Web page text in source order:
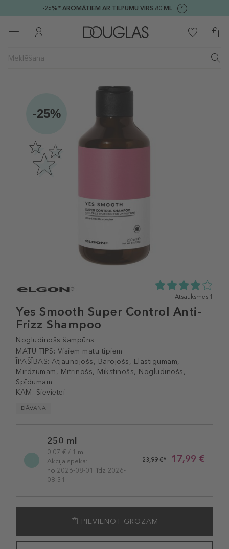
-25%* AROMĀTIEM AR TILPUMU VIRS 80 ML
-25%
Yes Smooth Super Control Anti-
Frizz Shampoo
Nogludinošs šampūns
MATU TIPS: Visiem matu tipiem
ĪPAŠĪBAS: Atjaunojošs, Barojošs, Elastīgumam,
Mirdzumam, Mitrinošs, Mīkstinošs, Nogludinošs,
Spīdumam
KAM: Sievietei
DĀVANA
4.0
no
Atsauksmes 1
variation250 ml
0,07 € / 1 ml
Akcija spēkā:
no 2026-08-01 līdz 2026-
08-31
17,99 €
23,99 €*
PIEVIENOT GROZAM